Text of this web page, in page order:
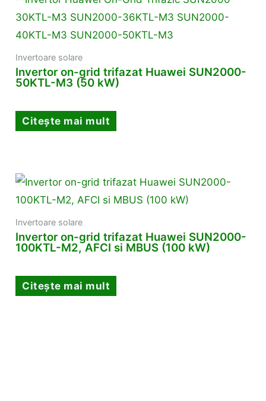
Invertoare solare
Invertor on-grid trifazat Huawei SUN2000-
50KTL-M3 (50 kW)
Citește mai mult
Invertoare solare
Invertor on-grid trifazat Huawei SUN2000-
100KTL-M2, AFCI si MBUS (100 kW)
Citește mai mult